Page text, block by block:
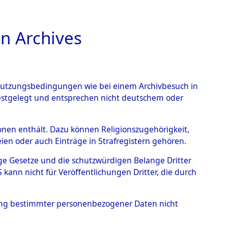
→0003
Archives
wie bei einem Archivbesuch in
und entsprechen nicht deutschem oder
enthält. Dazu können Religionszugehörigkeit,
oder auch Einträge in Strafregistern gehören.
Gesetze und die schutzwürdigen Belange Dritter
kann nicht für Veröffentlichungen Dritter, die durch
bestimmter personenbezogener Daten nicht